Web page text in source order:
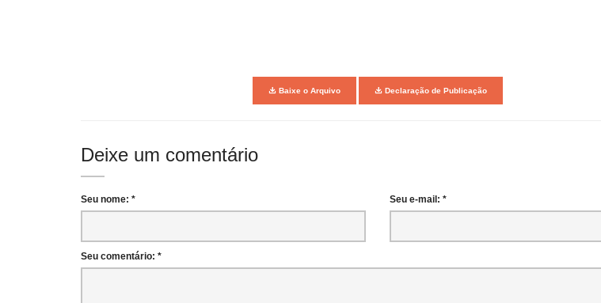
Baixe o Arquivo Declaração de Publicação
Deixe um comentário
Seu nome: * Seu e-mail: *
Seu comentário: *